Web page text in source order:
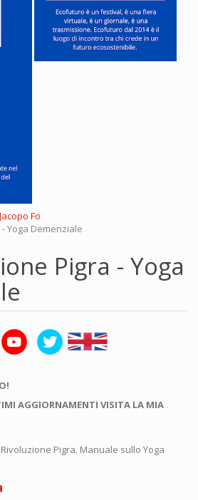
Fo
Yoga Demenziale
Pigra - Yoga
AGGIORNAMENTI VISITA LA MIA
Pigra. Manuale sullo Yoga